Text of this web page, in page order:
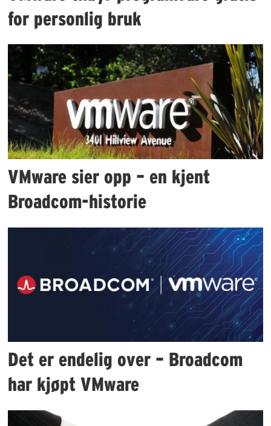
for personlig bruk
VMware sier opp – en kjent
Broadcom-historie
Det er endelig over – Broadcom
har kjøpt VMware